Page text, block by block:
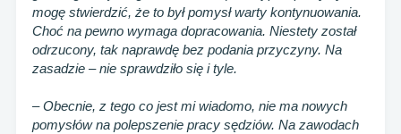
mogę stwierdzić, że to był pomysł warty kontynuowania.
Choć na pewno wymaga dopracowania. Niestety został
odrzucony, tak naprawdę bez podania przyczyny. Na
zasadzie – nie sprawdziło się i tyle.
–Obecnie, z tego co jest mi wiadomo, nie ma nowych
pomysłów na polepszenie pracy sędziów. Na zawodach